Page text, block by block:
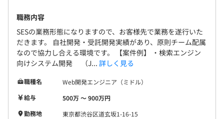
会社全体で社員の生活を守る体制を整えています。
【開発環境】
◆技術スキル（IT・Web系）《言語／フレームワーク他》
Java、C、C++、C#、Ruby、PHP、Perl、Python、
HTML・CSS、JavaScript、Scala、Go、Objective-C、
Laravel、React、Vue.js、Node.js、Angular、
AngularJS、Spring、Django、.NET、AWS、GCP、
職務内容
SESの業務形態になりますので、お客様先で業務を遂行いた
だきます。 自社開発・受託開発実績があり、原則チーム配属
なので協力し合える環境です。 【案件例】 ・検索エンジン
向けシステム開発 （J... 詳しく見る
職種名
Web開発エンジニア（ミドル）
給与
500万 〜 900万円
勤務地
東京都渋谷区道玄坂1-16-15